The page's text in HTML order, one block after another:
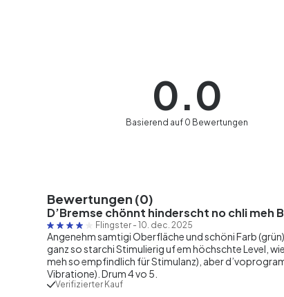
0.0
Basierend auf 0 Bewertungen
Bewertungen (0)
D’Bremse chönnt hinderscht no chli meh
Flingster - 10. dec. 2025
Angenehm samtigi Oberfläche und schöni Farb
ganz so starchi Stimulierig uf em höchschte Level,
meh so empfindlich für Stimulanz), aber
Vibratione). Drum 4 vo 5.
Verifizierter Kauf